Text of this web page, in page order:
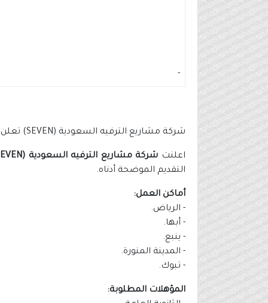
-
شركة مشاريع الترفيه السعودية (SEVEN) تعلن وظائف في (5 مدن بالمملكة)
اعلنت شركة مشاريع الترفيه السعودية (SEVEN) (سڤن)
التقديم الموضحة أدناه.
أماكن العمل:
- الرياض.
- أبها.
- ينبع.
- المدينة المنورة.
- تبوك.
المؤهلات المطلوبة: